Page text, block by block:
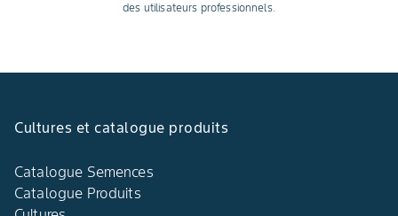
des utilisateurs professionnels.
Cultures et catalogue produits
Catalogue Semences
Catalogue Produits